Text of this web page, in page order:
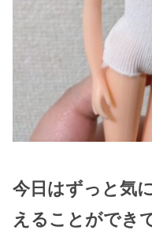
今日はずっと気
えることができ